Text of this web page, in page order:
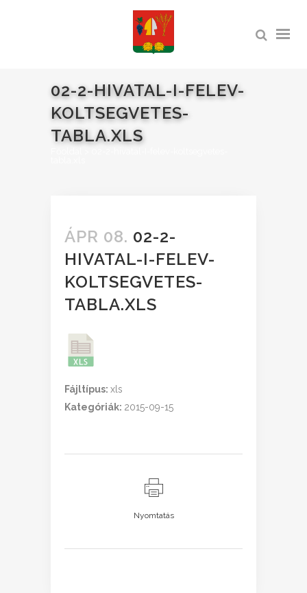
02-2-HIVATAL-I-FELEV-
KOLTSEGVETES-
TABLA.XLS
ÁPR 08. 02-2-
HIVATAL-I-FELEV-
KOLTSEGVETES-
TABLA.XLS
Fájltípus: xls
Kategóriák: 2015-09-15
Nyomtatás